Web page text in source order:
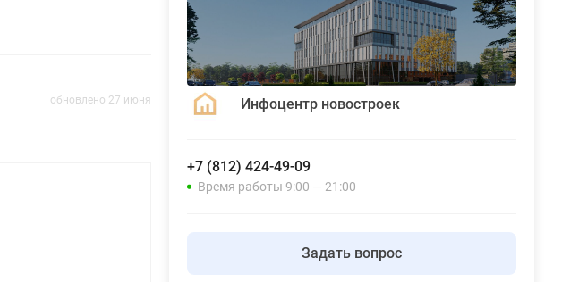
обновлено 27 июня Инфоцентр новостроек
+7 (812) 424-49-09
Время работы 9:00 — 21:00
Задать вопрос